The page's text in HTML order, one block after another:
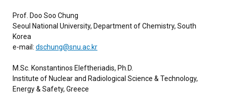
Prof. Doo Soo Chung
Seoul National University, Department of Chemistry, South
Korea
e-mail: dschung@snu.ac.kr
M.Sc. Konstantinos Eleftheriadis, Ph.D.
Institute of Nuclear and Radiological Science & Technology,
Energy & Safety, Greece